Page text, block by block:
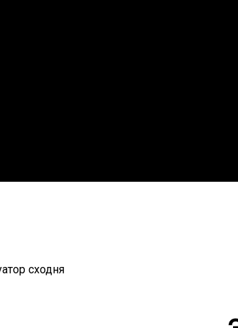
сходня